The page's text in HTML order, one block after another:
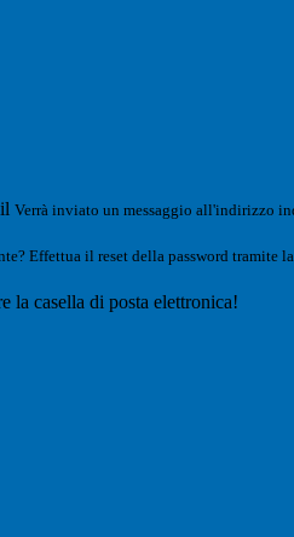
Verrà inviato un messaggio all'indirizzo
Effettua il reset della password tramite la
la casella di posta elettronica!